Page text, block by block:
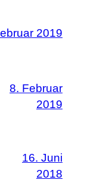
2019
8. Februar
2019
16. Juni
2018